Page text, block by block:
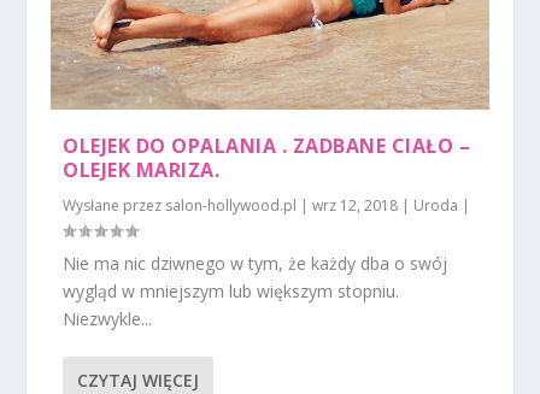
OLEJEK DO OPALANIA . ZADBANE CIAŁO –
OLEJEK MARIZA.
Wysłane przez salon-hollywood.pl |wrz 12, 2018 | Uroda |
Nie ma nic dziwnego w tym, że każdy dba o swój
wygląd w mniejszym lub większym stopniu.
Niezwykle...
CZYTAJ WIĘCEJ